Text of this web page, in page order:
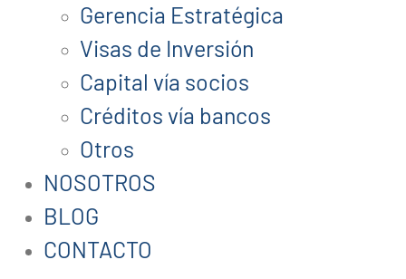
Gerencia Estratégica
Visas de Inversión
Capital vía socios
Créditos vía bancos
Otros
NOSOTROS
BLOG
CONTACTO